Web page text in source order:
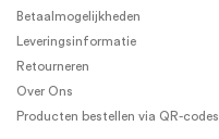
Betaalmogelijkheden
Leveringsinformatie
Retourneren
Over Ons
Producten bestellen via QR-codes